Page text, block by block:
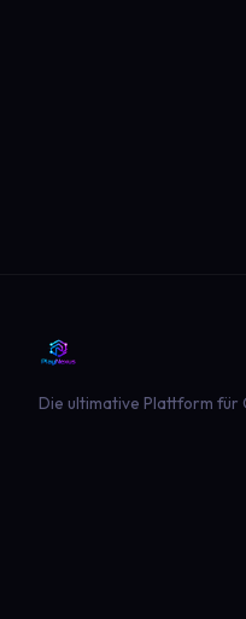
Die ultimative Plattform für